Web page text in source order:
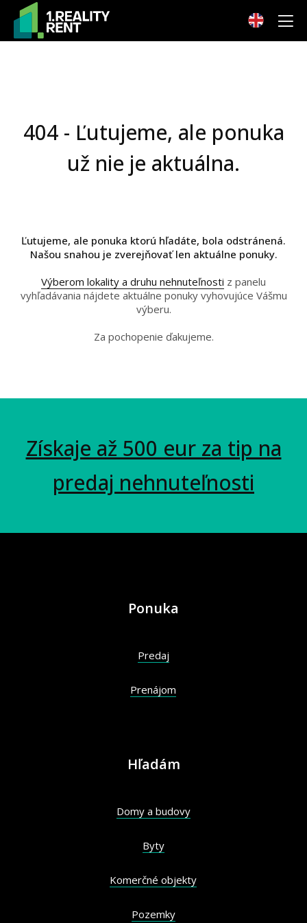
404 - Ľutujeme, ale ponuka
už nie je aktuálna.
Ľutujeme, ale ponuka ktorú hľadáte, bola odstránená.
Našou snahou je zverejňovať len aktuálne ponuky.
Výberom lokality a druhu nehnuteľnosti z panelu
vyhľadávania nájdete aktuálne ponuky vyhovujúce Vášmu
výberu.
Za pochopenie ďakujeme.
Získaje až 500 eur za tip na
predaj nehnuteľnosti
Ponuka
Predaj
Prenájom
Hľadám
Domy a budovy
Byty
Komerčné objekty
Pozemky